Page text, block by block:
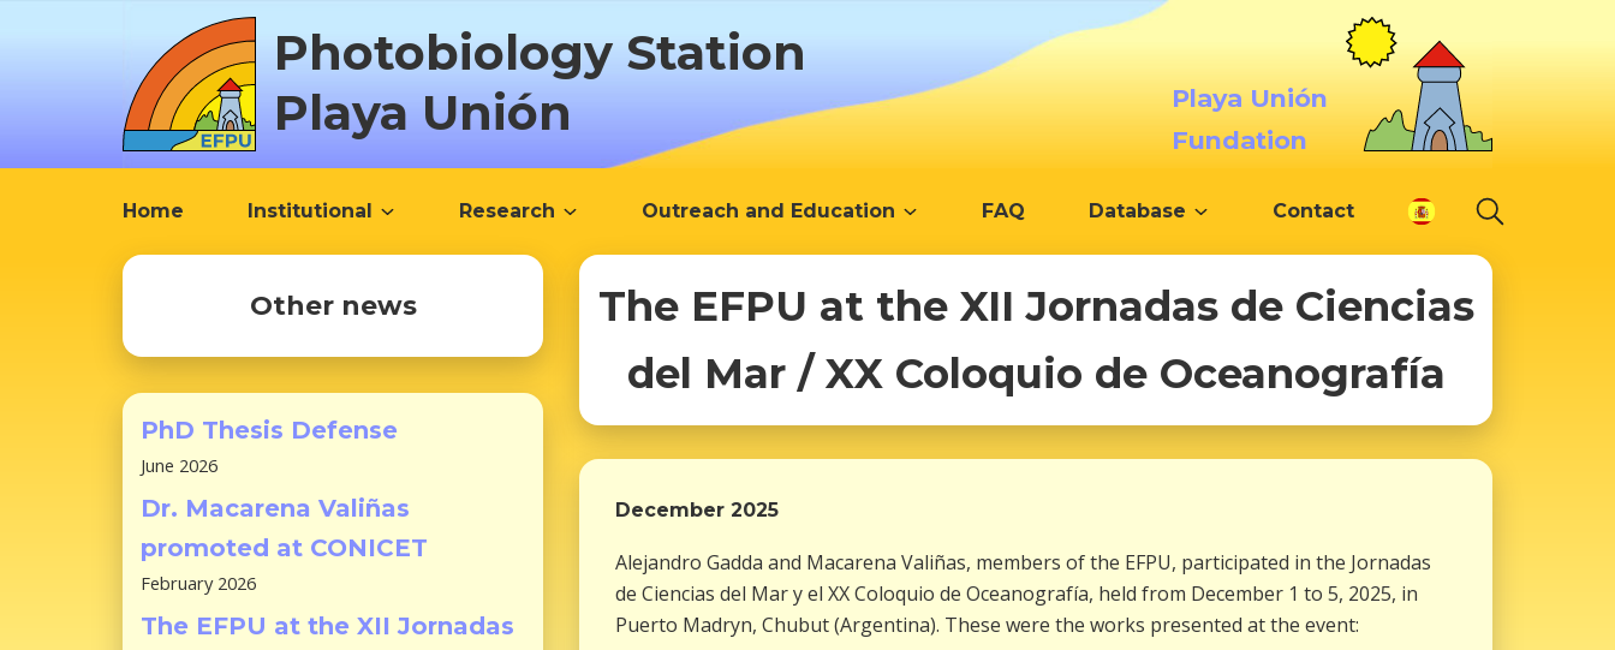
o
Photobiology Station
Playa Unión
Playa Unión
Fundation
Home Institutional Research Outreach and Education FAQ Database Contact
The EFPU at the XII Jornadas de Ciencias
del Mar / XX Coloquio de Oceanografía
December 2025
Alejandro Gadda and Macarena Valiñas, members of the EFPU, participated in the Jornadas
de Ciencias del Mar y el XX Coloquio de Oceanografía, held from December 1 to 5, 2025, in
Puerto Madryn, Chubut (Argentina). These were the works presented at the event:
Other news
PhD Thesis Defense
June 2026
Dr. Macarena Valiñas
promoted at CONICET
February 2026
The EFPU at the XII Jornadas